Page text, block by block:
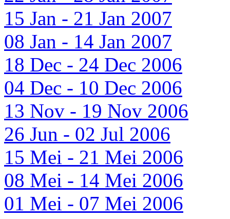
15 Jan - 21 Jan 2007
08 Jan - 14 Jan 2007
18 Dec - 24 Dec 2006
04 Dec - 10 Dec 2006
13 Nov - 19 Nov 2006
26 Jun - 02 Jul 2006
15 Mei - 21 Mei 2006
08 Mei - 14 Mei 2006
01 Mei - 07 Mei 2006